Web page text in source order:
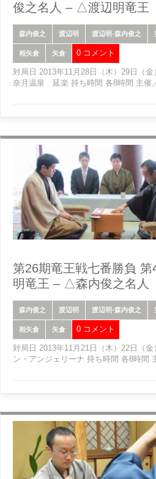
俊之名人 – △渡辺明竜王
森内俊之 渡辺明 渡辺明-森内俊之
相矢倉 矢倉 0 コメント
対局日 2013年11月28日（木）29日（
奈月温泉 延楽 持ち時間 各8時間 主催
第26期竜王戦七番勝負
明竜王 – △森内俊之名人
森内俊之 渡辺明 渡辺明-森内俊之
相矢倉 矢倉 0 コメント
対局日 2013年11月21日（木）22日（
ン・アンジェリーナ 持ち時間 各8時間